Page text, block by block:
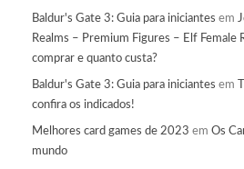
Baldur's Gate 3: Guia para iniciantes em
Realms – Premium Figures – Elf Female
comprar e quanto custa?
Baldur's Gate 3: Guia para iniciantes em
confira os indicados!
Melhores card games de 2023 em Os
mundo